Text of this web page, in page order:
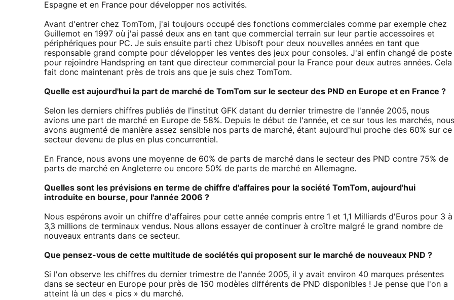
Espagne et en France pour développer nos activités.
Avant d'entrer chez TomTom, j'ai toujours occupé des fonctions commerciales comme par exemple chez
Guillemot en 1997 où j'ai passé deux ans en tant que commercial terrain sur leur partie accessoires et
périphériques pour PC. Je suis ensuite parti chez Ubisoft pour deux nouvelles années en tant que
responsable grand compte pour développer les ventes des jeux pour consoles. J'ai enfin changé de poste
pour rejoindre Handspring en tant que directeur commercial pour la France pour deux autres années. Cela
fait donc maintenant près de trois ans que je suis chez TomTom.
Quelle est aujourd'hui la part de marché de TomTom sur le secteur des PND en Europe et en France ?
Selon les derniers chiffres publiés de l'institut GFK datant du dernier trimestre de l'année 2005, nous
avions une part de marché en Europe de 58%. Depuis le début de l'année, et ce sur tous les marchés, nous
avons augmenté de manière assez sensible nos parts de marché, étant aujourd'hui proche des 60% sur ce
secteur devenu de plus en plus concurrentiel.
En France, nous avons une moyenne de 60% de parts de marché dans le secteur des PND contre 75% de
parts de marché en Angleterre ou encore 50% de parts de marché en Allemagne.
Quelles sont les prévisions en terme de chiffre d'affaires pour la société TomTom, aujourd'hui
introduite en bourse, pour l'année 2006 ?
Nous espérons avoir un chiffre d'affaires pour cette année compris entre 1 et 1,1 Milliards d'Euros pour 3 à
3,3 millions de terminaux vendus. Nous allons essayer de continuer à croître malgré le grand nombre de
nouveaux entrants dans ce secteur.
Que pensez-vous de cette multitude de sociétés qui proposent sur le marché de nouveaux PND ?
Si l'on observe les chiffres du dernier trimestre de l'année 2005, il y avait environ 40 marques présentes
dans se secteur en Europe pour près de 150 modèles différents de PND disponibles ! Je pense que l'on a
atteint là un des « pics » du marché.